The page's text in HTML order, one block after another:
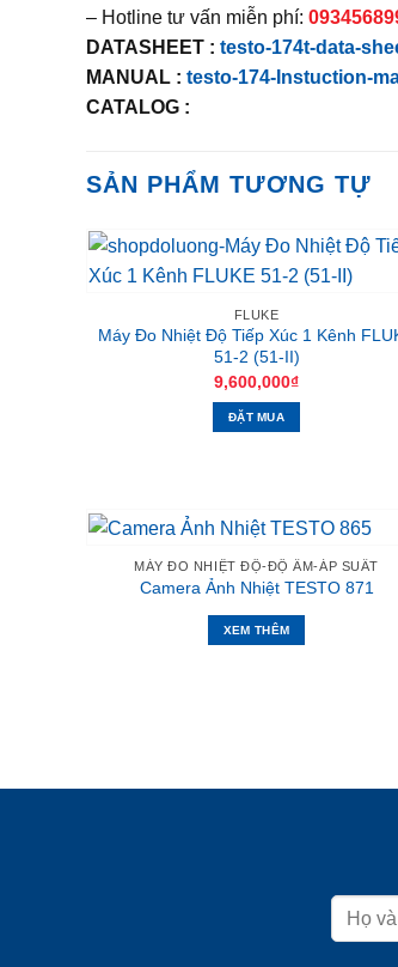
– Hotline tư vấn miễn phí:
DATASHEET : testo-174t-data-
MANUAL : testo-174-Instuction-
CATALOG :
SẢN PHẨM TƯƠNG TỰ
FLUKE
Máy Đo Nhiệt Độ Tiếp Xúc 1 Kênh
51-2 (51-II)
9,600,000₫
ĐẶT MUA
MÁY ĐO NHIỆT ĐỘ-ĐỘ ẨM-ÁP SUẤT
Camera Ảnh Nhiệt TESTO 871
XEM THÊM